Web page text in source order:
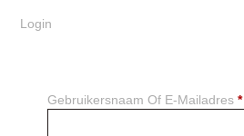
Login
Gebruikersnaam Of E-Mailadres*